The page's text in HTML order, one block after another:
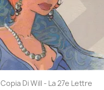
Anteprima
Copia Di Will - La 27e Lettre